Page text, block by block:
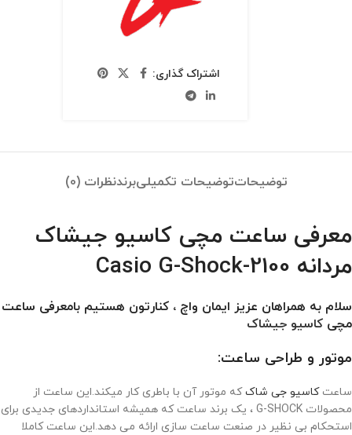
اشتراک گذاری:
توضیحاتتوضیحات تکمیلیبرندنظرات (0)
معرفی ساعت مچی کاسیو جیشاک
مردانه Casio G-Shock-2100
سلام به همراهان عزیز ایمان واچ ، کنارتون هستیم بامعرفی ساعت
مچی کاسیو جیشاک
موتور و طراحی ساعت:
ساعتکاسیو جی شاککه موتور آن با باطری کار میکند.این ساعت از
محصولات G-SHOCK ، یک برند ساعت که همیشه استانداردهای جدیدی برای
استحکام بی نظیر در صنعت ساعت سازی ارائه می دهد.این ساعت کاملا